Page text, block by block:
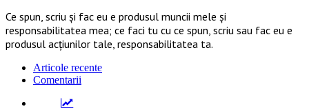
Ce spun, scriu și fac eu e produsul muncii mele și
responsabilitatea mea; ce faci tu cu ce spun, scriu sau fac eu e
produsul acțiunilor tale, responsabilitatea ta.
Articole recente
Comentarii